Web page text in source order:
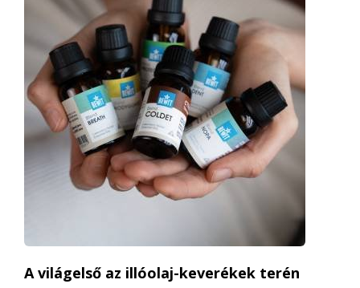
A világelső az illóolaj-keverékek terén